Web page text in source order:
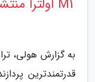
M1 اولترا منتشر شد
قدرتمندترین